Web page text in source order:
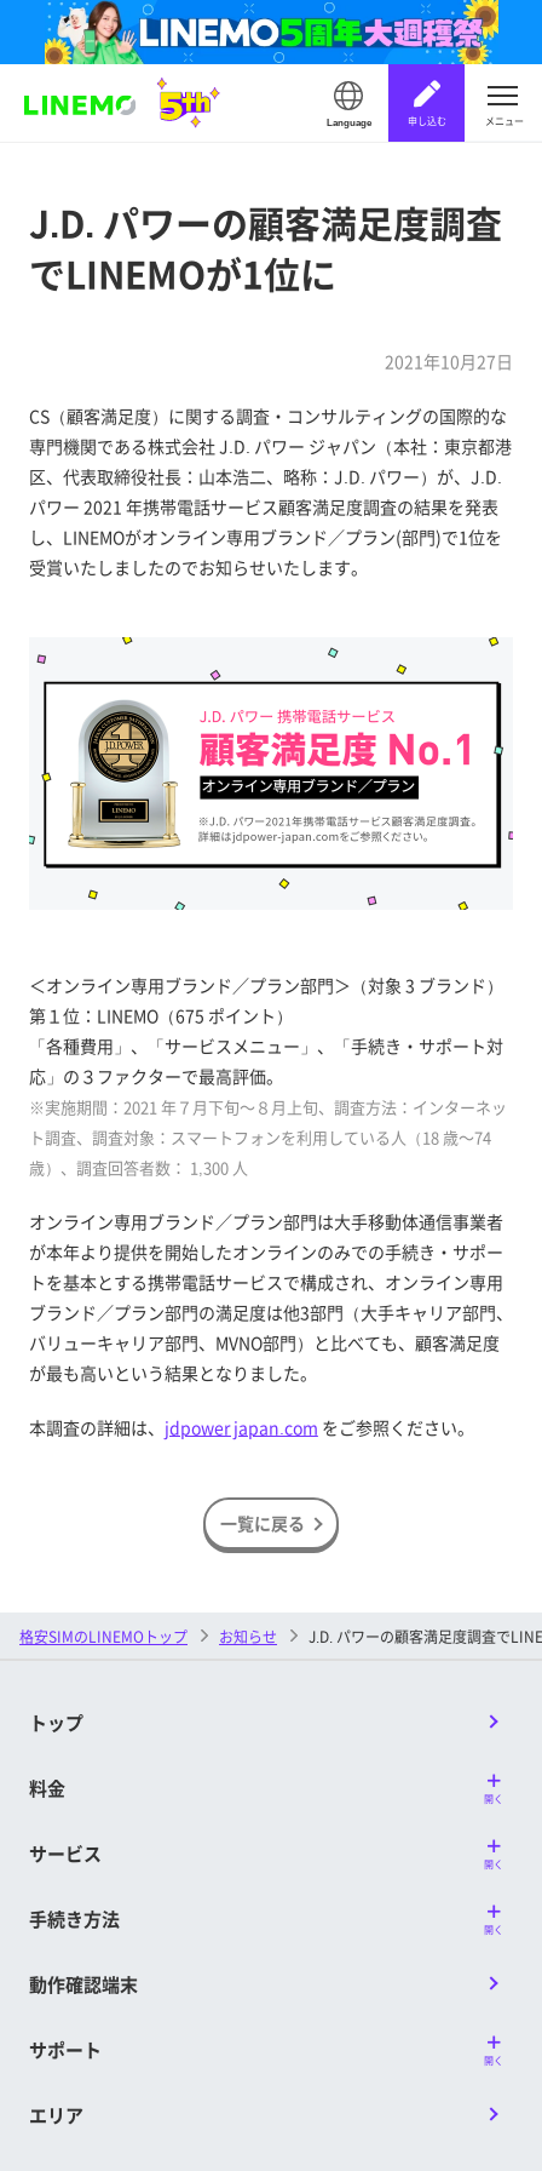
Language 申し込む メニュー
J.D. パワーの顧客満足度調査
でLINEMOが1位に
2021年10月27日
CS（顧客満足度）に関する調査・コンサルティングの国際的な
専門機関である株式会社 J.D. パワー ジャパン（本社：東京都港
区、代表取締役社長：山本浩二、略称：J.D. パワー）が、J.D.
パワー 2021 年携帯電話サービス顧客満足度調査の結果を発表
し、LINEMOがオンライン専用ブランド／プラン(部門)で1位を
受賞いたしましたのでお知らせいたします。
＜オンライン専用ブランド／プラン部門＞（対象 3 ブランド）
第１位：LINEMO（675 ポイント）
「各種費用」、「サービスメニュー」、「手続き・サポート対
応」の３ファクターで最高評価。
※実施期間：2021 年７月下旬～８月上旬、調査方法：インターネッ
ト調査、調査対象：スマートフォンを利用している人（18 歳～74
歳）、調査回答者数： 1,300 人
オンライン専用ブランド／プラン部門は大手移動体通信事業者
が本年より提供を開始したオンラインのみでの手続き・サポー
トを基本とする携帯電話サービスで構成され、オンライン専用
ブランド／プラン部門の満足度は他3部門（大手キャリア部門、
バリューキャリア部門、MVNO部門）と比べても、顧客満足度
が最も高いという結果となりました。
本調査の詳細は、 jdpower japan.com をご参照ください。
一覧に戻る
格安SIMのLINEMOトップ お知らせ J.D. パワーの顧客満足度調査で
トップ
料金 開く
サービス 開く
手続き方法 開く
動作確認端末
サポート 開く
エリア